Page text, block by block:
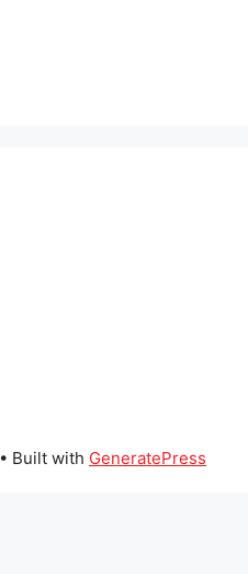
• Built with GeneratePress